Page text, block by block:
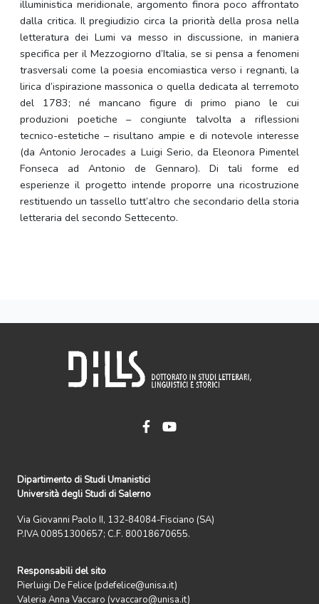
illuministica meridionale, argomento finora poco affrontato
dalla critica. Il pregiudizio circa la priorità della prosa nella
letteratura dei Lumi va messo in discussione, in maniera
specifica per il Mezzogiorno d’Italia, se si pensa a fenomeni
trasversali come la poesia encomiastica verso i regnanti, la
lirica d’ispirazione massonica o quella dedicata al terremoto
del 1783; né mancano figure di primo piano le cui
produzioni poetiche – congiunte talvolta a riflessioni
tecnico-estetiche – risultano ampie e di notevole interesse
(da Antonio Jerocades a Luigi Serio, da Eleonora Pimentel
Fonseca ad Antonio de Gennaro). Di tali forme ed
esperienze il progetto intende proporre una ricostruzione
restituendo un tassello tutt’altro che secondario della storia
letteraria del secondo Settecento.
Dipartimento di Studi Umanistici
Università degli Studi di Salerno
Via Giovanni Paolo II, 132-84084-Fisciano (SA)
P.IVA 00851300657; C.F. 80018670655.
Responsabili del sito
Pierluigi De Felice (pdefelice@unisa.it)
Valeria Anna Vaccaro (vvaccaro@unisa.it)